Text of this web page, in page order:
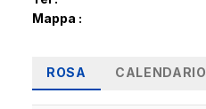
Mappa :
ROSA CALENDARIO